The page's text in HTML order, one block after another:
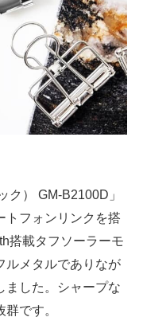
） GM-B2100D」
トフォンリンクを搭
搭載タフソーラーモ
ルメタルでありなが
ました。シャープな
です。